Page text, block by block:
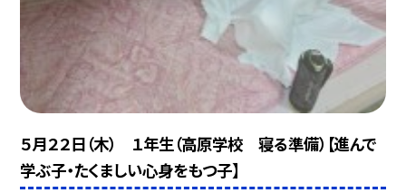
５月２２日（木） １年生（高原学校 寝る準備）【進んで
学ぶ子・たくましい心身をもつ子】